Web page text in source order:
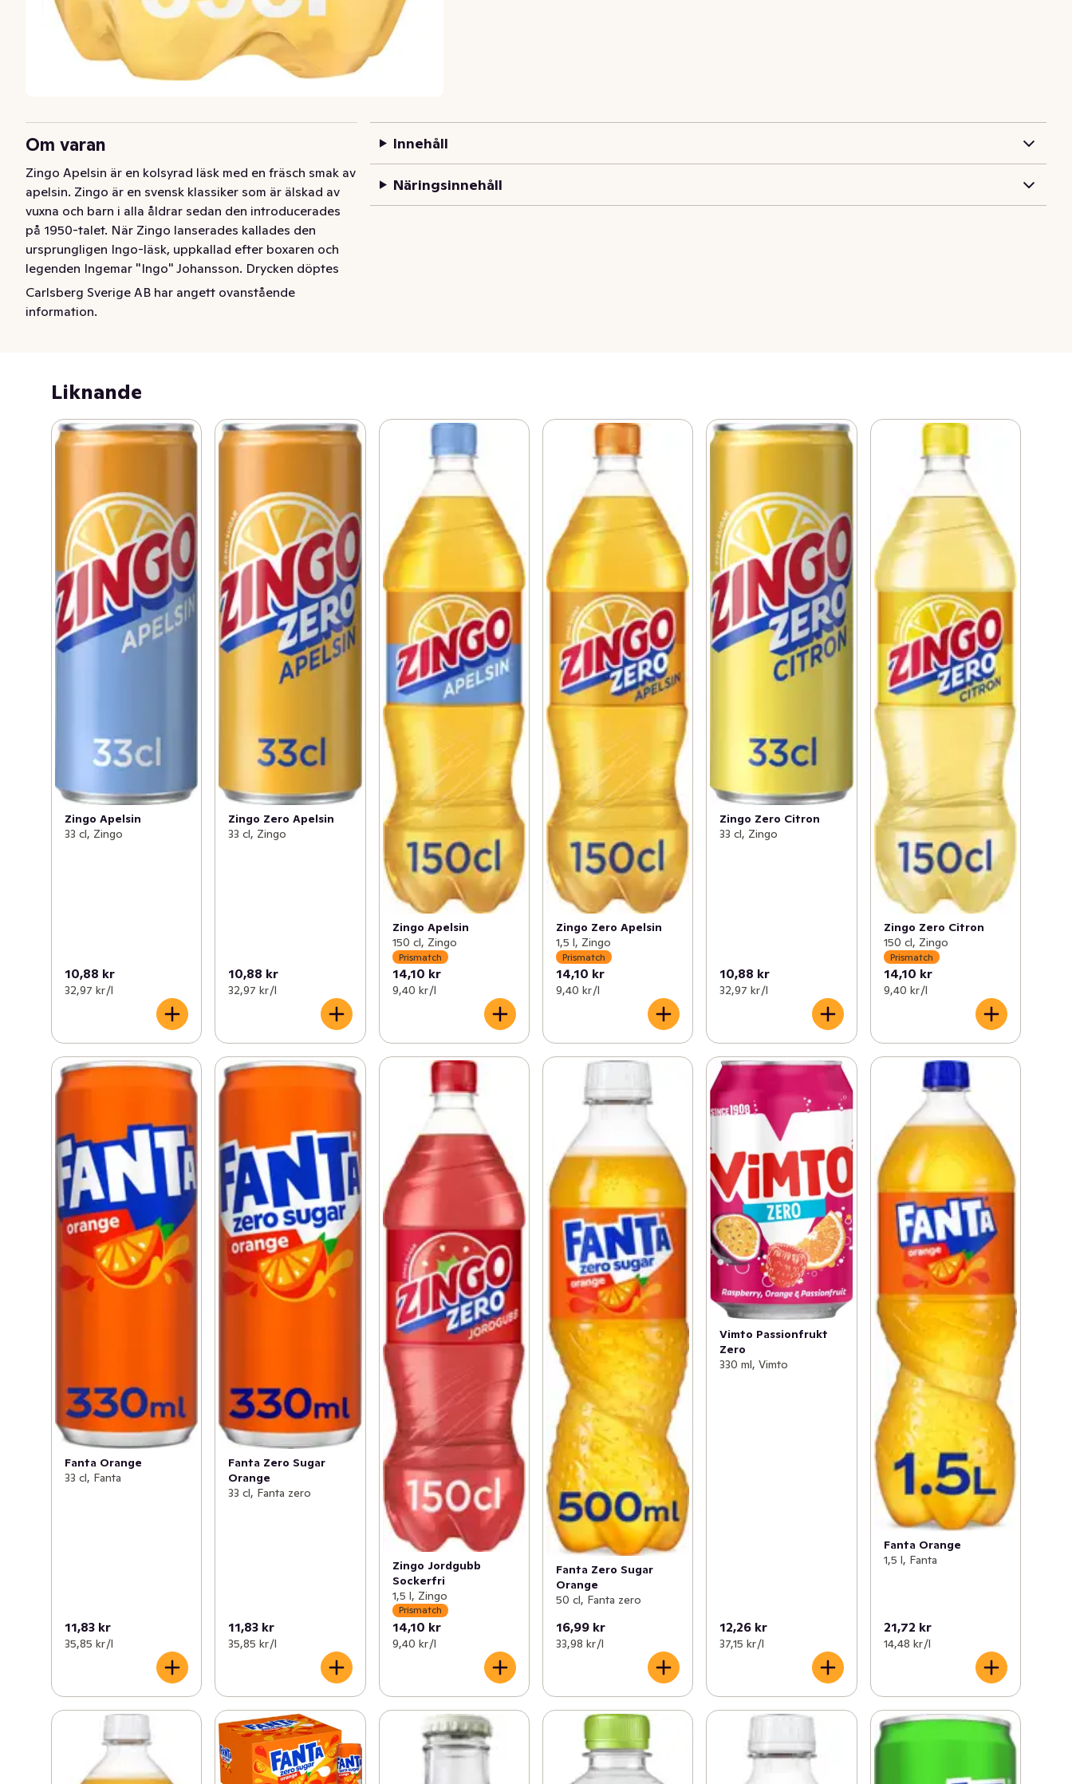
Om varan
Zingo Apelsin är en kolsyrad läsk med en fräsch smak av
apelsin. Zingo är en svensk klassiker som är älskad av
vuxna och barn i alla åldrar sedan den introducerades
på 1950-talet. När Zingo lanserades kallades den
ursprungligen Ingo-läsk, uppkallad efter boxaren och
legenden Ingemar "Ingo" Johansson. Drycken döptes
sedan om till Zingo. Zingo hade från början slogan
"försvinnande gott". Den ursprungliga smaken på
kyld. Passar perfekt till mat, fika eller snacks. Närhelst
du är sugen på något uppfriskande helt enkelt.
Carlsberg Sverige AB har angett ovanstående
information.
Innehåll
Näringsinnehåll
Liknande
Zingo Apelsin
33 cl, Zingo
10,88 kr
32,97 kr /l
Zingo Zero Apelsin
33 cl, Zingo
10,88 kr
32,97 kr /l
Zingo Apelsin
150 cl, Zingo
Prismatch
14,10 kr
9,40 kr /l
Zingo Zero Apelsin
1,5 l, Zingo
Prismatch
14,10 kr
9,40 kr /l
Zingo Zero Citron
33 cl, Zingo
10,88 kr
32,97 kr /l
Zingo Zero Citron
150 cl, Zingo
Prismatch
14,10 kr
9,40 kr /l
Fanta Orange
33 cl, Fanta
11,83 kr
35,85 kr /l
Fanta Zero Sugar
Orange
33 cl, Fanta zero
11,83 kr
35,85 kr /l
Zingo Jordgubb
Sockerfri
1,5 l, Zingo
Prismatch
14,10 kr
9,40 kr /l
Fanta Zero Sugar
Orange
50 cl, Fanta zero
16,99 kr
33,98 kr /l
Vimto Passionfrukt
Zero
330 ml, Vimto
12,26 kr
37,15 kr /l
Fanta Orange
1,5 l, Fanta
21,72 kr
14,48 kr /l